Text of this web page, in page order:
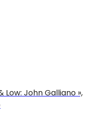
John Galliano »,